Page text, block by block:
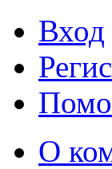
Вход
О